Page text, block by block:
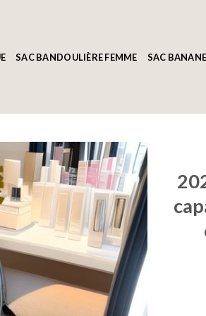
SAC BANDOULIÈRE FEMME SAC